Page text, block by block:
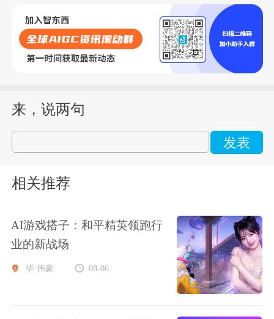
来，说两句
发表
相关推荐
AI游戏搭子：和平精英领跑行
业的新战场
毕 伟豪 08-06